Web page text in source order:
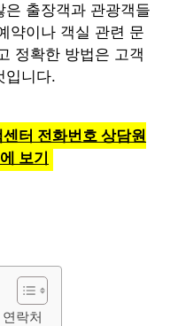
출장객과 관광객들
약이나 객실 관련 문
정확한 방법은 고객
입니다.
터 전화번호 상담원
보기
락처